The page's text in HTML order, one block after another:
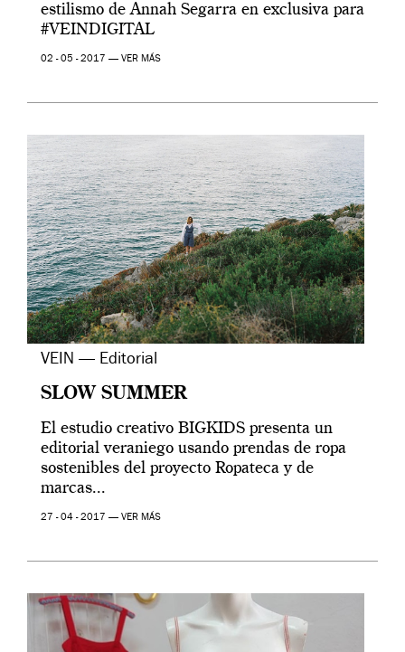
estilismo de Annah Segarra en exclusiva para
#VEINDIGITAL
02 - 05 - 2017 — VER MÁS
VEIN — Editorial
SLOW SUMMER
El estudio creativo BIGKIDS presenta un
editorial veraniego usando prendas de ropa
sostenibles del proyecto Ropateca y de
marcas...
27 - 04 - 2017 — VER MÁS